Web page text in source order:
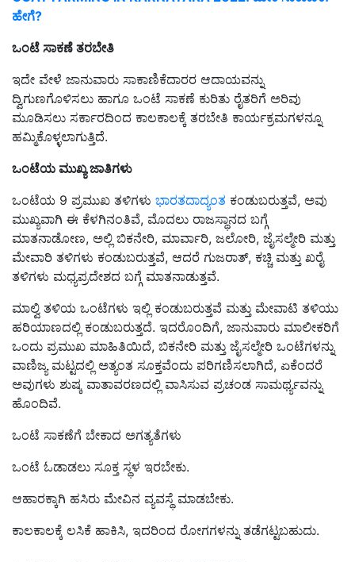
ಹೇಗೆ?
ಒಂಟೆ ಸಾಕಣೆ ತರಬೇತಿ
ಇದೇ ವೇಳೆ ಜಾನುವಾರು ಸಾಕಾಣಿಕೆದಾರರ ಆದಾಯವನ್ನು
ದ್ವಿಗುಣಗೊಳಿಸಲು ಹಾಗೂ ಒಂಟೆ ಸಾಕಣೆ ಕುರಿತು ರೈತರಿಗೆ ಅರಿವು
ಮೂಡಿಸಲು ಸರ್ಕಾರದಿಂದ ಕಾಲಕಾಲಕ್ಕೆ ತರಬೇತಿ ಕಾರ್ಯಕ್ರಮಗಳನ್ನೂ
ಹಮ್ಮಿಕೊಳ್ಳಲಾಗುತ್ತಿದೆ.
ಒಂಟೆಯ ಮುಖ್ಯ ಜಾತಿಗಳು
ಒಂಟೆಯ 9 ಪ್ರಮುಖ ತಳಿಗಳು ಭಾರತದಾದ್ಯಂತ ಕಂಡುಬರುತ್ತವೆ, ಅವು
ಮುಖ್ಯವಾಗಿ ಈ ಕೆಳಗಿನಂತಿವೆ, ಮೊದಲು ರಾಜಸ್ಥಾನದ ಬಗ್ಗೆ
ಮಾತನಾಡೋಣ, ಅಲ್ಲಿ ಬಿಕನೇರಿ, ಮಾರ್ವಾರಿ, ಜಲೋರಿ, ಜೈಸಲ್ಮೇರಿ ಮತ್ತು
ಮೇವಾರಿ ತಳಿಗಳು ಕಂಡುಬರುತ್ತವೆ, ಆದರೆ ಗುಜರಾತ್, ಕಚ್ಚಿ ಮತ್ತು ಖರೈ
ತಳಿಗಳು ಮಧ್ಯಪ್ರದೇಶದ ಬಗ್ಗೆ ಮಾತನಾಡುತ್ತವೆ.
ಮಾಲ್ವಿ ತಳಿಯ ಒಂಟೆಗಳು ಇಲ್ಲಿ ಕಂಡುಬರುತ್ತವೆ ಮತ್ತು ಮೇವಾಟಿ ತಳಿಯು
ಹರಿಯಾಣದಲ್ಲಿ ಕಂಡುಬರುತ್ತದೆ. ಇದರೊಂದಿಗೆ, ಜಾನುವಾರು ಮಾಲೀಕರಿಗೆ
ಒಂದು ಪ್ರಮುಖ ಮಾಹಿತಿಯಿದೆ, ಬಿಕನೇರಿ ಮತ್ತು ಜೈಸಲ್ಮೇರಿ ಒಂಟೆಗಳನ್ನು
ವಾಣಿಜ್ಯ ಮಟ್ಟದಲ್ಲಿ ಅತ್ಯಂತ ಸೂಕ್ತವೆಂದು ಪರಿಗಣಿಸಲಾಗಿದೆ, ಏಕೆಂದರೆ
ಅವುಗಳು ಶುಷ್ಕ ವಾತಾವರಣದಲ್ಲಿ ವಾಸಿಸುವ ಪ್ರಚಂಡ ಸಾಮರ್ಥ್ಯವನ್ನು
ಹೊಂದಿವೆ.
ಒಂಟೆ ಸಾಕಣೆಗೆ ಬೇಕಾದ ಅಗತ್ಯತೆಗಳು
ಒಂಟೆ ಓಡಾಡಲು ಸೂಕ್ತ ಸ್ಥಳ ಇರಬೇಕು.
ಆಹಾರಕ್ಕಾಗಿ ಹಸಿರು ಮೇವಿನ ವ್ಯವಸ್ಥೆ ಮಾಡಬೇಕು.
ಕಾಲಕಾಲಕ್ಕೆ ಲಸಿಕೆ ಹಾಕಿಸಿ, ಇದರಿಂದ ರೋಗಗಳನ್ನು ತಡೆಗಟ್ಟಬಹುದು.